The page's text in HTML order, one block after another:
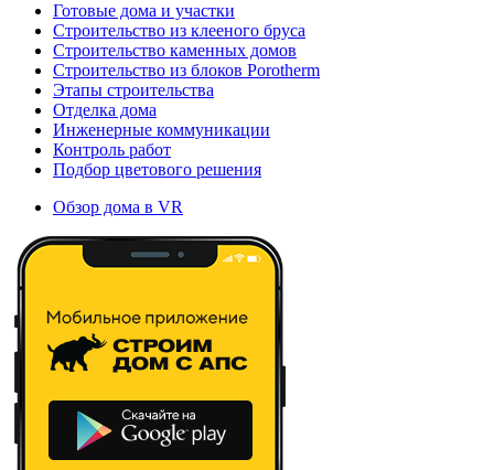
Готовые дома и участки
Строительство из клееного бруса
Строительство каменных домов
Строительство из блоков Porotherm
Этапы строительства
Отделка дома
Инженерные коммуникации
Контроль работ
Подбор цветового решения
Обзор дома в VR